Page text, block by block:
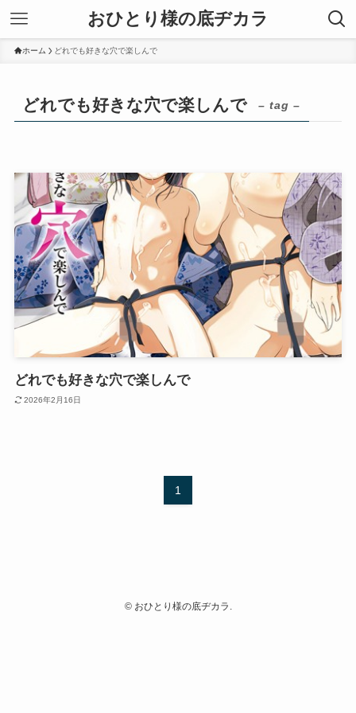
おひとり様の底ヂカラ
ホーム どれでも好きな穴で楽しんで
どれでも好きな穴で楽しんで – tag –
どれでも好きな穴で楽しんで
2026年2月16日
1
©おひとり様の底ヂカラ.